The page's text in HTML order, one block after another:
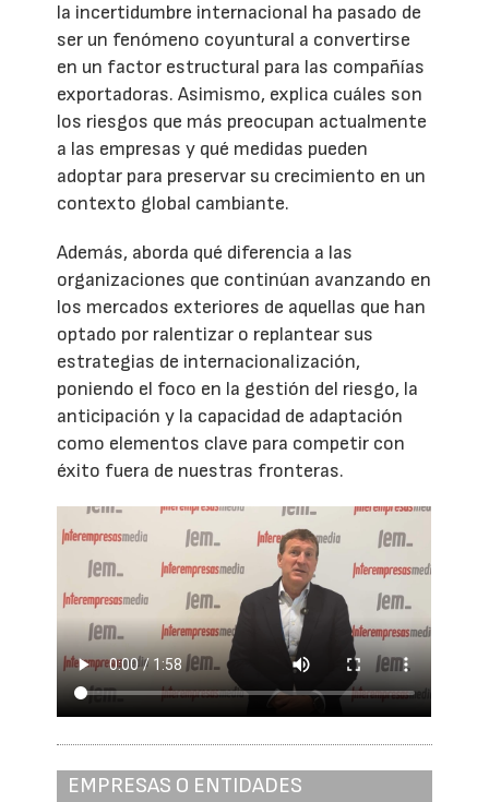
la incertidumbre internacional ha pasado de
ser un fenómeno coyuntural a convertirse
en un factor estructural para las compañías
exportadoras. Asimismo, explica cuáles son
los riesgos que más preocupan actualmente
a las empresas y qué medidas pueden
adoptar para preservar su crecimiento en un
contexto global cambiante.
Además, aborda qué diferencia a las
organizaciones que continúan avanzando en
los mercados exteriores de aquellas que han
optado por ralentizar o replantear sus
estrategias de internacionalización,
poniendo el foco en la gestión del riesgo, la
anticipación y la capacidad de adaptación
como elementos clave para competir con
éxito fuera de nuestras fronteras.
EMPRESAS O ENTIDADES